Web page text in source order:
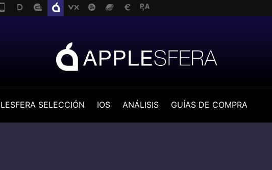
SELECCIÓN IOS ANÁLISIS GUÍAS DE COMPRA